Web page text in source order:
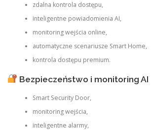
zdalna kontrola dostępu,
inteligentne powiadomienia AI,
monitoring wejścia online,
automatyczne scenariusze Smart Home,
kontrola dostępu premium.
Bezpieczeństwo i monitoring AI
Smart Security Door,
monitoring wejścia,
inteligentne alarmy,